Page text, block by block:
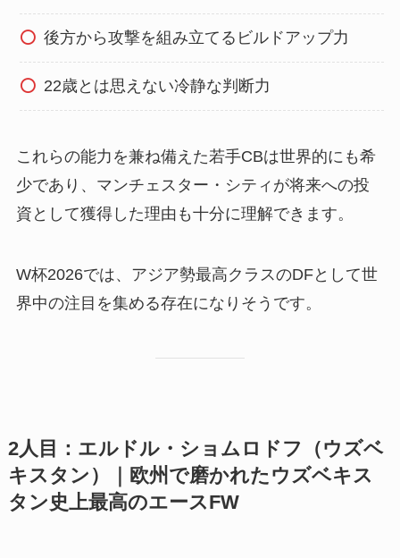
後方から攻撃を組み立てるビルドアップ力
22歳とは思えない冷静な判断力
これらの能力を兼ね備えた若手CBは世界的にも希
少であり、マンチェスター・シティが将来への投
資として獲得した理由も十分に理解できます。
W杯2026では、アジア勢最高クラスのDFとして世
界中の注目を集める存在になりそうです。
2人目：エルドル・ショムロドフ（ウズベ
キスタン）｜欧州で磨かれたウズベキス
タン史上最高のエースFW